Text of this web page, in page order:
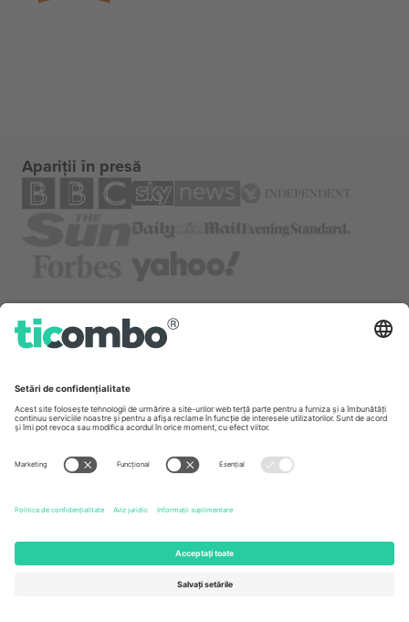
Apariții în presă
Despre
TixProtect
Imprimă
Termeni și condiții
Program de afiliere
Cum funcționează
Hoteluri
Centrul Cupei Mondiale
Contactează-ne